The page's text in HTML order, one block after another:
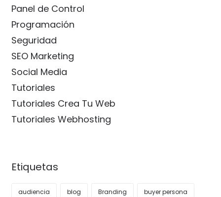
Panel de Control
Programación
Seguridad
SEO Marketing
Social Media
Tutoriales
Tutoriales Crea Tu Web
Tutoriales Webhosting
Etiquetas
audiencia blog Branding buyer persona